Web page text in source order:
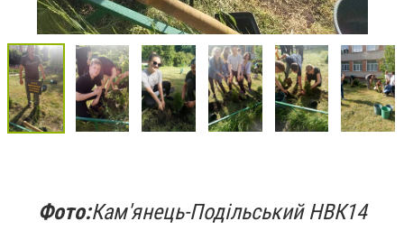
Фото:Кам'янець-Подільський НВК14